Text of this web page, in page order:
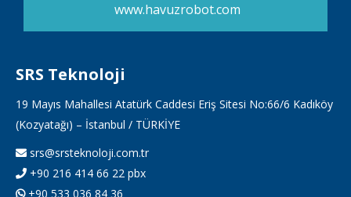
www.havuzrobot.com
SRS Teknoloji
19 Mayıs Mahallesi Atatürk Caddesi Eriş Sitesi No:66/6 Kadıköy
(Kozyatağı) – İstanbul / TÜRKİYE
srs@srsteknoloji.com.tr
+90 216 414 66 22 pbx
+90 533 036 84 36